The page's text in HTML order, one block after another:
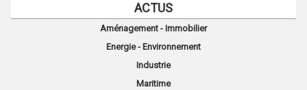
ACTUS
Aménagement - Immobilier
Energie - Environnement
Industrie
Maritime